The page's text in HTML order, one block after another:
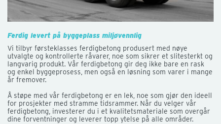
Ferdig levert på byggeplass miljøvennlig
Vi tilbyr førsteklasses ferdigbetong produsert med nøye
utvalgte og kontrollerte råvarer, noe som sikrer et slitesterkt og
langvarig produkt. Vår ferdigbetong gir deg ikke bare en rask
og enkel byggeprosess, men også en løsning som varer i mange
år fremover.
Å støpe med vår ferdigbetong er en lek, noe som gjør den ideell
for prosjekter med stramme tidsrammer. Når du velger vår
ferdigbetong, investerer du i et kvalitetsmateriale som overgår
dine forventninger og leverer topp ytelse på alle områder.